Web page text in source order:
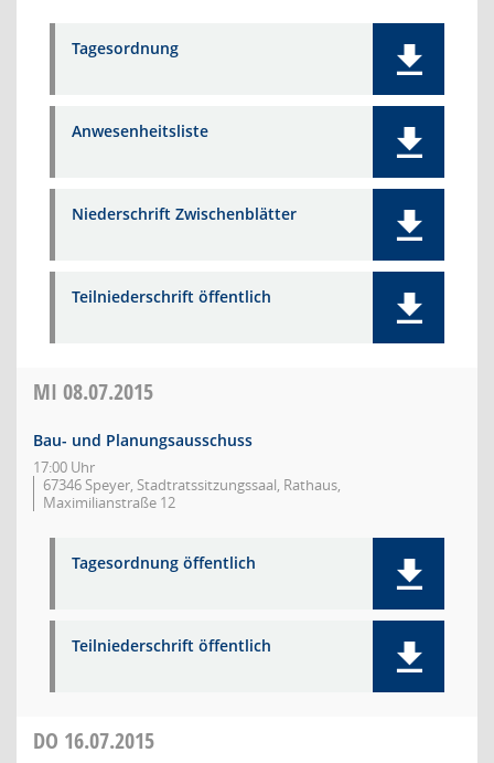
Tagesordnung
Anwesenheitsliste
Niederschrift Zwischenblätter
Teilniederschrift öffentlich
MI 08.07.2015
Bau- und Planungsausschuss
17:00 Uhr
67346 Speyer, Stadtratssitzungssaal, Rathaus,
Maximilianstraße 12
Tagesordnung öffentlich
Teilniederschrift öffentlich
DO 16.07.2015